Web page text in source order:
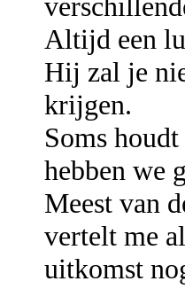
Altijd een
Hij zal je
krijgen.
Soms
hebben we
Meest van
vertelt me
uitkomst